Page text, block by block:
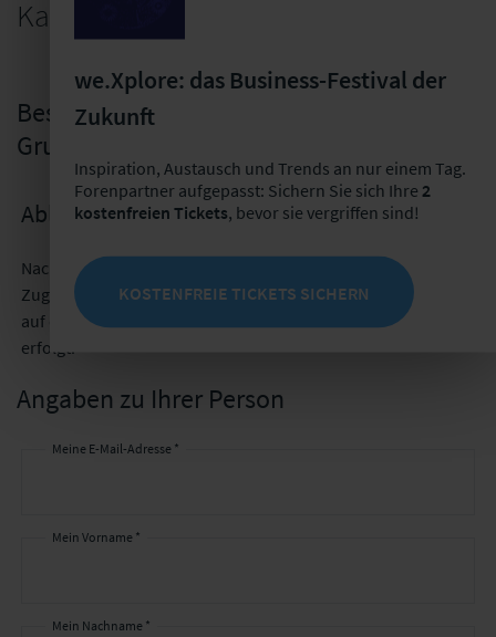
Kauf
Bestellung des "Web Based Training:
Grundlagen des Versicherungsmarkts"
Ablauf der Bestellung
Nach der erfolgreichen Bestellung erhalten Sie zeitnah Ihre
Zugangsdaten per E-Mail. Bitte beachten Sie, dass der Zugriff
auf das Training über die Webseite
www.forenakademie.de
erfolgt.
Angaben zu Ihrer Person
Meine E-Mail-Adresse *
Mein Vorname *
Mein Nachname *
we.Xplore: das Business-Festival der
Zukunft
Inspiration, Austausch und Trends an nur einem Tag.
Forenpartner aufgepasst: Sichern Sie sich Ihre 2
kostenfreien Tickets, bevor sie vergriffen sind!
KOSTENFREIE TICKETS SICHERN